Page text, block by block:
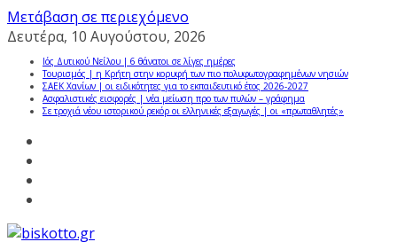
Μετάβαση σε περιεχόμενο
Δευτέρα, 10 Αυγούστου, 2026
Ιός Δυτικού Νείλου | 6 θάνατοι σε λίγες ημέρες
Τουρισμός | η Κρήτη στην κορυφή των πιο πολυφωτογραφημένων νησιών
ΣΑΕΚ Χανίων | οι ειδικότητες για το εκπαιδευτικό έτος 2026-2027
Ασφαλιστικές εισφορές | νέα μείωση προ των πυλών – γράφημα
Σε τροχιά νέου ιστορικού ρεκόρ οι ελληνικές εξαγωγές | οι «πρωταθλητές»